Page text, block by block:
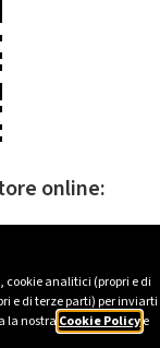
cookie analitici (propri e di
e di terze parti) per inviarti
la nostra Cookie Policye
online: